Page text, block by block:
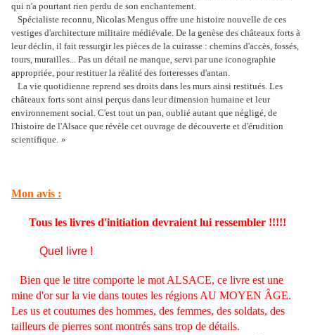
qui n'a pourtant rien perdu de son enchantement.
Spécialiste reconnu, Nicolas Mengus offre une histoire nouvelle de ces
vestiges d'architecture militaire médiévale. De la genèse des châteaux forts à
leur déclin, il fait ressurgir les pièces de la cuirasse : chemins d'accès, fossés,
tours, murailles... Pas un détail ne manque, servi par une iconographie
appropriée, pour restituer la réalité des forteresses d'antan.
La vie quotidienne reprend ses droits dans les murs ainsi restitués. Les
châteaux forts sont ainsi perçus dans leur dimension humaine et leur
environnement social. C'est tout un pan, oublié autant que négligé, de
l'histoire de l'Alsace que révèle cet ouvrage de découverte et d'érudition
scientifique. »
Mon avis :
Tous les livres d'initiation devraient lui ressembler !!!!!
Quel livre !
Bien que le titre comporte le mot ALSACE, ce livre est une
mine d'or sur la vie dans toutes les régions AU MOYEN ÂGE.
Les us et coutumes des hommes, des femmes, des soldats, des
tailleurs de pierres sont montrés sans trop de détails.